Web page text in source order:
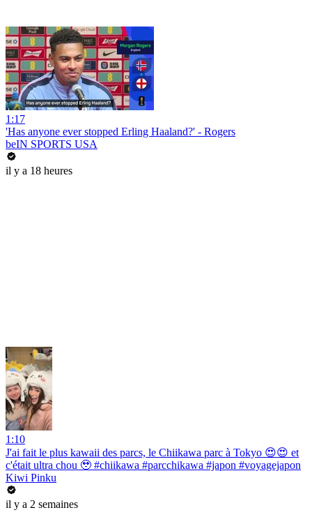
1:17
'Has anyone ever stopped Erling Haaland?' - Rogers
beIN SPORTS USA
il y a 18 heures
1:10
J'ai fait le plus kawaii des parcs, le Chiikawa parc à Tokyo 😍😍 et
c'était ultra chou 🥹 #chiikawa #parcchikawa #japon #voyagejapon
Kiwi Pinku
il y a 2 semaines